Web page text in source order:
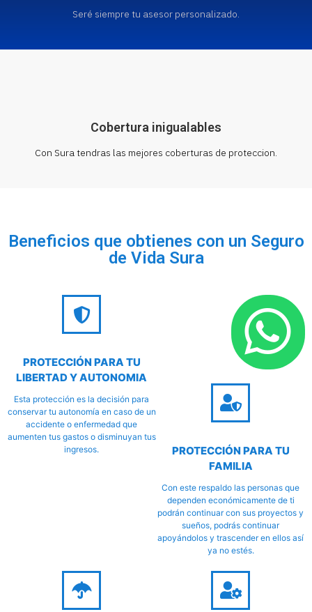
Seré siempre tu asesor personalizado.
Cobertura inigualables
Con Sura tendras las mejores coberturas de proteccion.
Beneficios que obtienes con un Seguro
de Vida Sura
PROTECCIÓN PARA TU
LIBERTAD Y AUTONOMIA
Esta protección es la decisión para
conservar tu autonomía en caso de un
accidente o enfermedad que
aumenten tus gastos o disminuyan tus
ingresos.
PROTECCIÓN PARA TU
FAMILIA
Con este respaldo las personas que
dependen económicamente de ti
podrán continuar con sus proyectos y
sueños, podrás continuar
apoyándolos y trascender en ellos así
ya no estés.